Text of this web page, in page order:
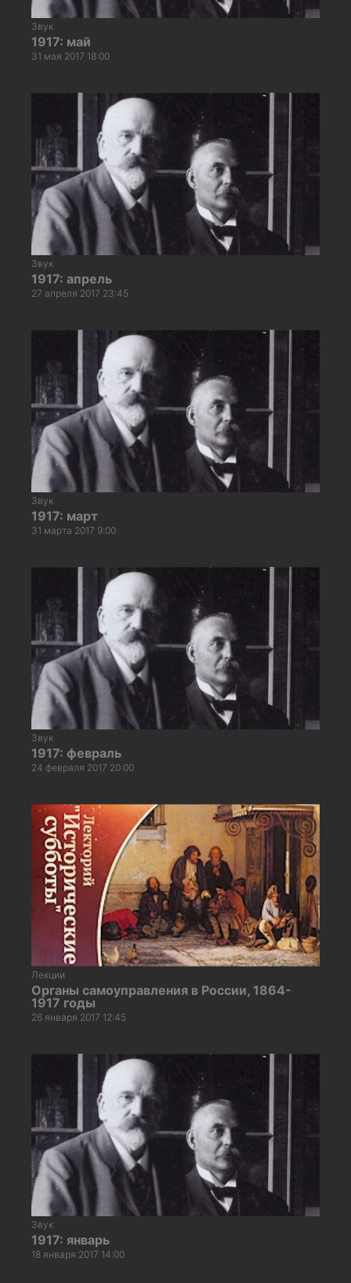
Звук
1917: май
31 мая 2017 18:00
Звук
1917: апрель
27 апреля 2017 23:45
Звук
1917: март
31 марта 2017 9:00
Звук
1917: февраль
24 февраля 2017 20:00
Лекции
Органы самоуправления в России, 1864-
1917 годы
26 января 2017 12:45
Звук
1917: январь
18 января 2017 14:00